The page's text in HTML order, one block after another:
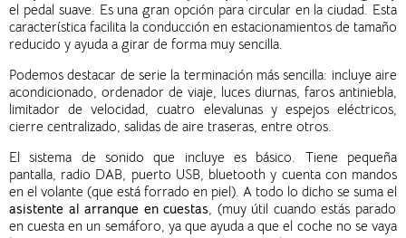
el pedal suave. Es una gran opción para circular en la ciudad. Esta
característica facilita la conducción en estacionamientos de tamaño
reducido y ayuda a girar de forma muy sencilla.
Podemos destacar de serie la terminación más sencilla: incluye aire
acondicionado, ordenador de viaje, luces diurnas, faros antiniebla,
limitador de velocidad, cuatro elevalunas y espejos eléctricos,
cierre centralizado, salidas de aire traseras, entre otros.
El sistema de sonido que incluye es básico. Tiene pequeña
pantalla, radio DAB, puerto USB, bluetooth y cuenta con mandos
en el volante (que está forrado en piel). A todo lo dicho se suma el
asistente al arranque en cuestas , (muy útil cuando estás parado
en cuesta en un semáforo, ya que ayuda a que el coche no se vaya